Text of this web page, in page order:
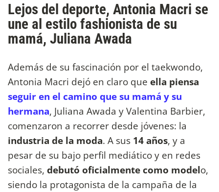
Lejos del deporte, Antonia Macri se
une al estilo fashionista de su
mamá, Juliana Awada
Además de su fascinación por el taekwondo,
Antonia Macri dejó en claro que ella piensa
seguir en el camino que su mamá y su
hermana, Juliana Awada y Valentina Barbier,
comenzaron a recorrer desde jóvenes: la
industria de la moda. A sus 14 años, y a
pesar de su bajo perfil mediático y en redes
sociales, debutó oficialmente como modelo,
siendo la protagonista de la campaña de la